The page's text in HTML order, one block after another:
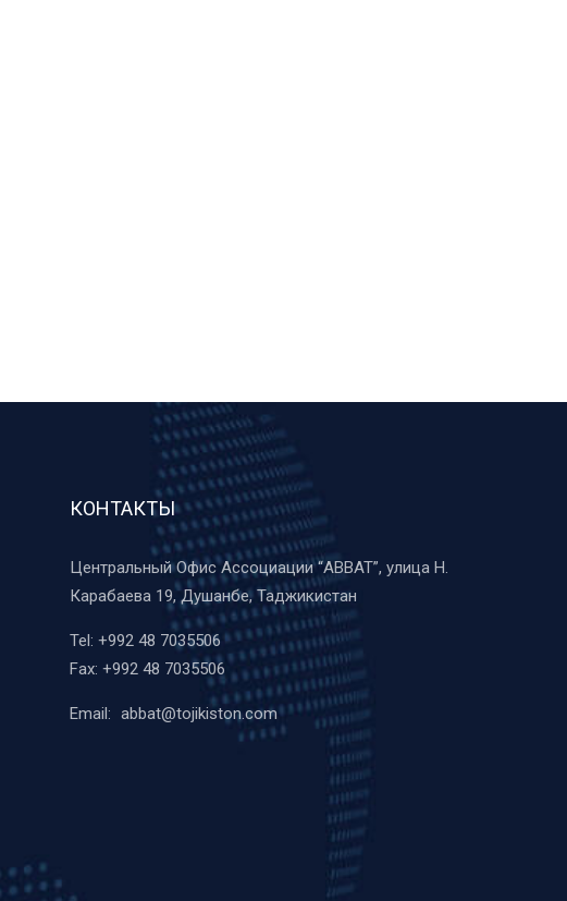
КОНТАКТЫ
Центральный Офис Ассоциации “ABBAT”, улица Н.
Карабаева 19, Душанбе, Таджикистан
Tel: +992 48 7035506
Fax: +992 48 7035506
Email: abbat@tojikiston.com